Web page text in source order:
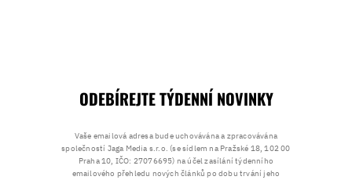
ODEBÍREJTE TÝDENNÍ NOVINKY
Vaše emailová adresa bude uchovávána a zpracovávána
společností Jaga Media s.r.o. (se sídlem na Pražské 18, 102 00
Praha 10, IČO: 27076695) na účel zasílání týdenního
emailového přehledu nových článků po dobu trvání jeho